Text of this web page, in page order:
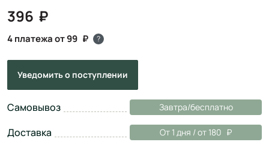
396
4 платежа от 99 ?
Уведомитьо поступлении
Самовывоз Завтра/бесплатно
Доставка От 1 дня / от 180